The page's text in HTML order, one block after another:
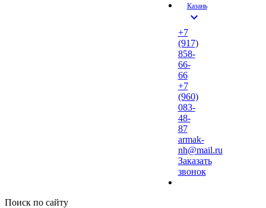
Казань
expand_more
+7
(917)
858-
66-
66
+7
(960)
083-
48-
87
armak-
nh@mail.ru
Заказать
звонок
Поиск по сайту